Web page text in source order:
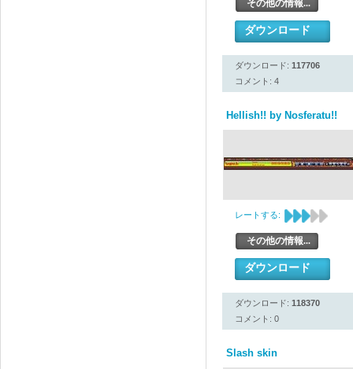
その他の情報...
ダウンロード
ダウンロード: 117706
コメント: 4
Hellish!! by Nosferatu!!
レートする:
その他の情報...
ダウンロード
ダウンロード: 118370
コメント: 0
Slash skin